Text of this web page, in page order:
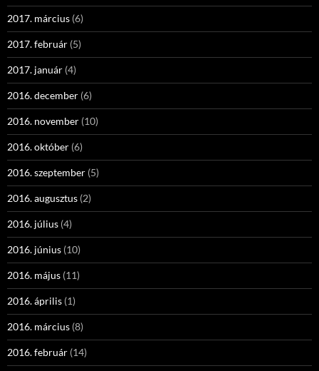
2017. március (6)
2017. február (5)
2017. január (4)
2016. december (6)
2016. november (10)
2016. október (6)
2016. szeptember (5)
2016. augusztus (2)
2016. július (4)
2016. június (10)
2016. május (11)
2016. április (1)
2016. március (8)
2016. február (14)